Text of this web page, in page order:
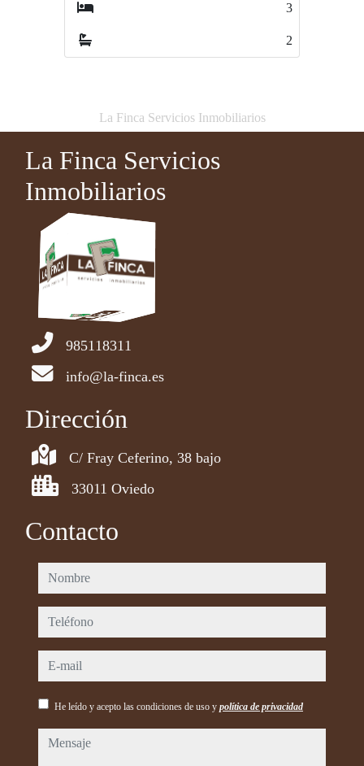
8
5
La Finca Servicios Inmobiliarios
La Finca Servicios
Inmobiliarios
985118311
info@la-finca.es
Dirección
C/ Fray Ceferino, 38 bajo
33011 Oviedo
Contacto
nombre
teléfono
e-mail
He leído y acepto las condiciones de uso y política de privacidad
mensaje